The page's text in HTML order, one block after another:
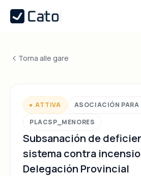
Torna alle gare
ATTIVA
ASOCIACIÓN PARA
PLACSP_MENORES
Subsanación de
sistema contra
Delegación Provincial